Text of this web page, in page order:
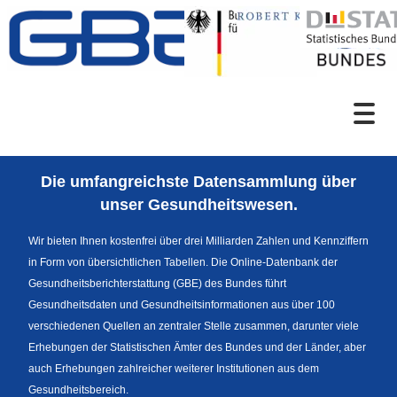
Zum Inhalt
Sprachumschaltung
Die umfangreichste Datensammlung über
unser Gesundheitswesen.
Wir bieten Ihnen kostenfrei über drei Milliarden Zahlen und Kennziffern
in Form von übersichtlichen Tabellen. Die Online-Datenbank der
Gesundheitsberichterstattung (GBE) des Bundes führt
Gesundheitsdaten und Gesundheitsinformationen aus über 100
verschiedenen Quellen an zentraler Stelle zusammen, darunter viele
Erhebungen der Statistischen Ämter des Bundes und der Länder, aber
auch Erhebungen zahlreicher weiterer Institutionen aus dem
Gesundheitsbereich.